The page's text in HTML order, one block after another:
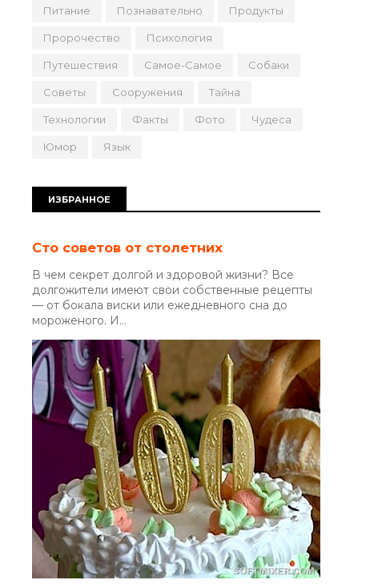
Питание Познавательно Продукты
Пророчество Психология
Путешествия Самое-Самое Собаки
Советы Сооружения Тайна
Технологии Факты Фото Чудеса
Юмор Язык
ИЗБРАННОЕ
Сто советов от столетних
В чем секрет долгой и здоровой жизни? Все
долгожители имеют свои собственные рецепты
— от бокала виски или ежедневного сна до
мороженого. И...